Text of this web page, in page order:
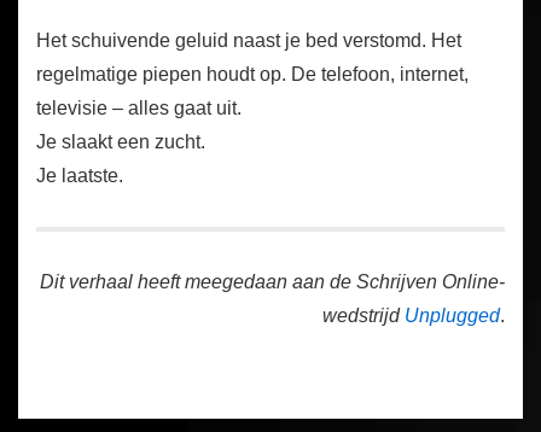
Het schuivende geluid naast je bed verstomd. Het
regelmatige piepen houdt op. De telefoon, internet,
televisie – alles gaat uit.
Je slaakt een zucht.
Je laatste.
Dit verhaal heeft meegedaan aan de Schrijven Online-
wedstrijd Unplugged.